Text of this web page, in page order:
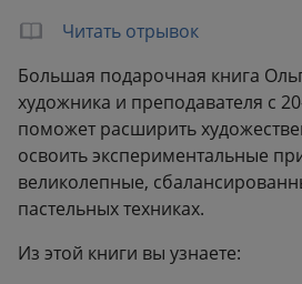
Читать отрывок
Большая подарочная книга
художника и преподавателя с
поможет расширить
освоить экспериментальные
великолепные,
пастельных техниках.
Из этой книги вы узнаете: